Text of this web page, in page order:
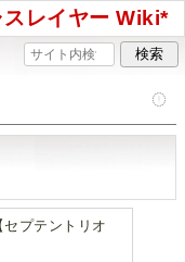
スレイヤー Wiki*
プテントリオ